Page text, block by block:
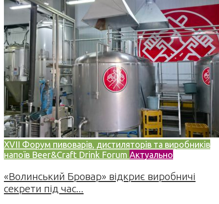
XVII Форум пивоварів, дистиляторів та виробників
напоїв Beer&Craft Drink Forum Актуально
«Волинський Бровар» відкриє виробничі
секрети під час...